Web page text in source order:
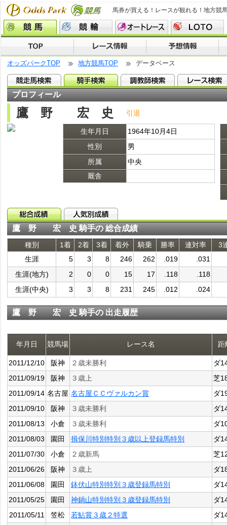
馬券が買える！レースが観れる！地方競
オッズパークTOP 地方競馬TOP データベース
プロフィール
鷹 野 宏 史 引退
生年月日
1964年10月4日
性別
男
所属
中央
厩舎
鷹 野 宏 史 騎手の 総合成績
種別 1着 2着 3着 着外 騎乗 勝率 連対率
3
生涯
5 3 8 246 262 .019
.031
生涯(地方)
2 0 0 15 17 .118
.118
生涯(中央)
3 3 8 231 245 .012 .024
鷹 野 宏 史 騎手の 出走履歴
年月日 競馬場 レース名 距
2011/12/10 阪神 ２歳未勝利
ダ
2011/09/19
阪神 ３歳上
芝
2011/09/14 名古屋 名古屋ＣＣヴァルカン賞
ダ
2011/09/10
阪神 ３歳未勝利
ダ
2011/08/13
小倉 ３歳未勝利
ダ
2011/08/03
園田 揖保川特別特別３歳以上登録馬特別
ダ
2011/07/30
小倉 ２歳新馬
芝
2011/06/26
阪神 ３歳上
ダ
2011/06/08
園田 鉢伏山特別特別３歳登録馬特別
ダ
2011/05/25
園田 神鍋山特別特別３歳登録馬特別
ダ
2011/05/11
笠松 若鮎賞３歳２特選
ダ